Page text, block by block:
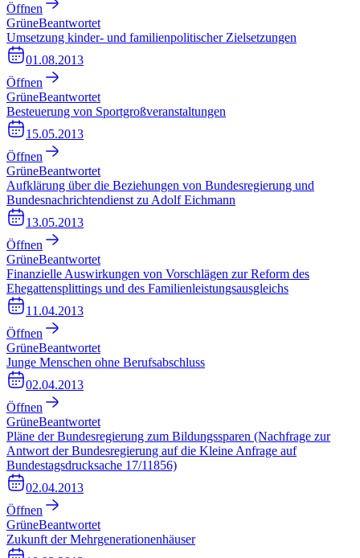
Öffnen
GrüneBeantwortet
Umsetzung kinder- und familienpolitischer Zielsetzungen
01.08.2013
Öffnen
GrüneBeantwortet
Besteuerung von Sportgroßveranstaltungen
15.05.2013
Öffnen
GrüneBeantwortet
Aufklärung über die Beziehungen von Bundesregierung und
Bundesnachrichtendienst zu Adolf Eichmann
13.05.2013
Öffnen
GrüneBeantwortet
Finanzielle Auswirkungen von Vorschlägen zur Reform des
Ehegattensplittings und des Familienleistungsausgleichs
11.04.2013
Öffnen
GrüneBeantwortet
Junge Menschen ohne Berufsabschluss
02.04.2013
Öffnen
GrüneBeantwortet
Pläne der Bundesregierung zum Bildungssparen (Nachfrage zur
Antwort der Bundesregierung auf die Kleine Anfrage auf
Bundestagsdrucksache 17/11856)
02.04.2013
Öffnen
GrüneBeantwortet
Zukunft der Mehrgenerationenhäuser